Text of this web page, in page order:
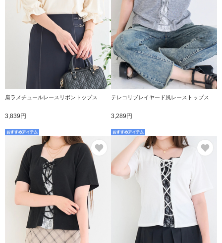
肩ラメチュールレースリボントップス
3,839円
テレコリブレイヤード風レーストップス
3,289円
お気に入り